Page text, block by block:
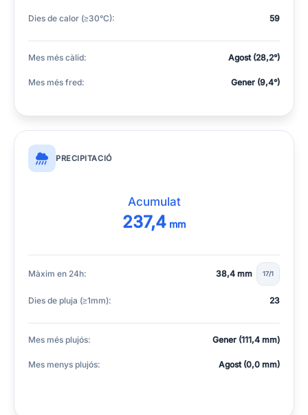
Dies de calor (≥30°C): 59
Mes més càlid: Agost (28,2°)
Mes més fred: Gener (9,4°)
PRECIPITACIÓ
Acumulat
237,4 mm
Màxim en 24h: 38,4 mm 17/1
Dies de pluja (≥1mm): 23
Mes més plujós: Gener (111,4 mm)
Mes menys plujós: Agost (0,0 mm)